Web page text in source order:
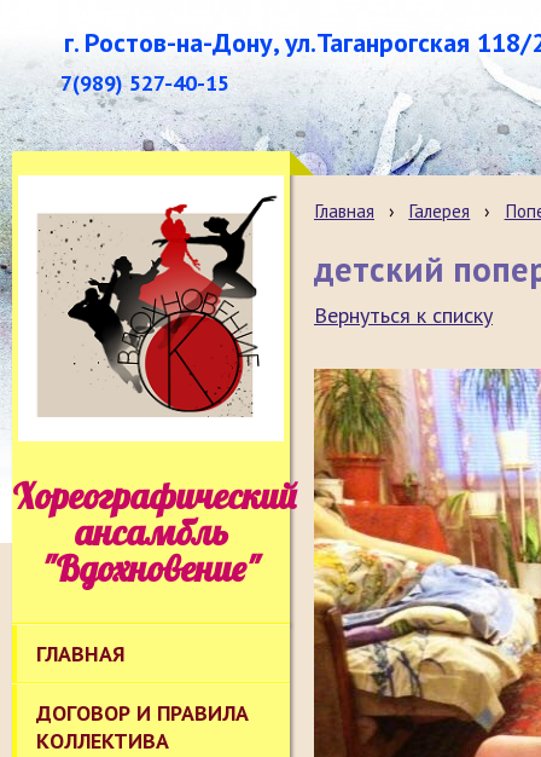
г. Ростов-на-Дону, ул.Таганрогская 118/
7(989) 527-40-15
Хореографический
ансамбль
"Вдохновение"
ГЛАВНАЯ
ДОГОВОР И ПРАВИЛА
КОЛЛЕКТИВА
Главная › Галерея ›
детский
Вернуться к списку